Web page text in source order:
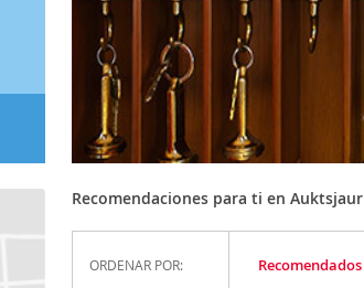
Recomendaciones para ti en Auktsjaur
ORDENAR POR: Recomendados